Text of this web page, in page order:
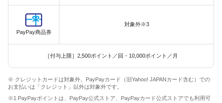
PayPay商品券
対象外※3
［付与上限］2,500ポイント／回・10,000ポイント／月
※ クレジットカードは対象外。PayPayカード（旧Yahoo! JAPANカード含む）での
お支払いは「クレジット」以外は対象外です。
※1 PayPayポイントは、PayPay公式ストア、PayPayカード公式ストアでも利用可